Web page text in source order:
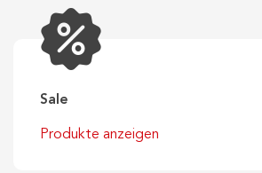
Sale
Produkte anzeigen